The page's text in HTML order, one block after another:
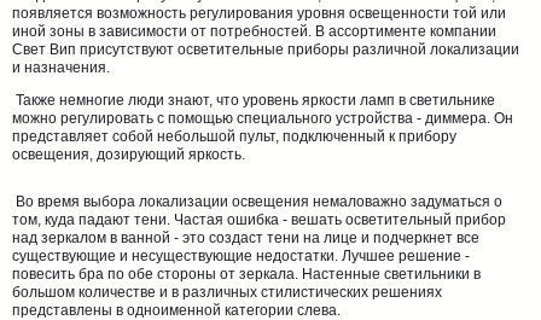
появляется возможность регулирования уровня освещенности той или
иной зоны в зависимости от потребностей. В ассортименте компании
Свет Вип присутствуют осветительные приборы различной локализации
и назначения.
Также немногие люди знают, что уровень яркости ламп в светильнике
можно регулировать с помощью специального устройства - диммера. Он
представляет собой небольшой пульт, подключенный к прибору
освещения, дозирующий яркость.
Во время выбора локализации освещения немаловажно задуматься о
том, куда падают тени. Частая ошибка - вешать осветительный прибор
над зеркалом в ванной - это создаст тени на лице и подчеркнет все
существующие и несуществующие недостатки. Лучшее решение -
повесить бра по обе стороны от зеркала. Настенные светильники в
большом количестве и в различных стилистических решениях
представлены в одноименной категории слева.